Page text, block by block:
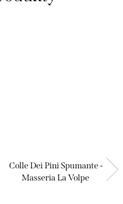
Colle Dei Pini Spumante -
Masseria La Volpe